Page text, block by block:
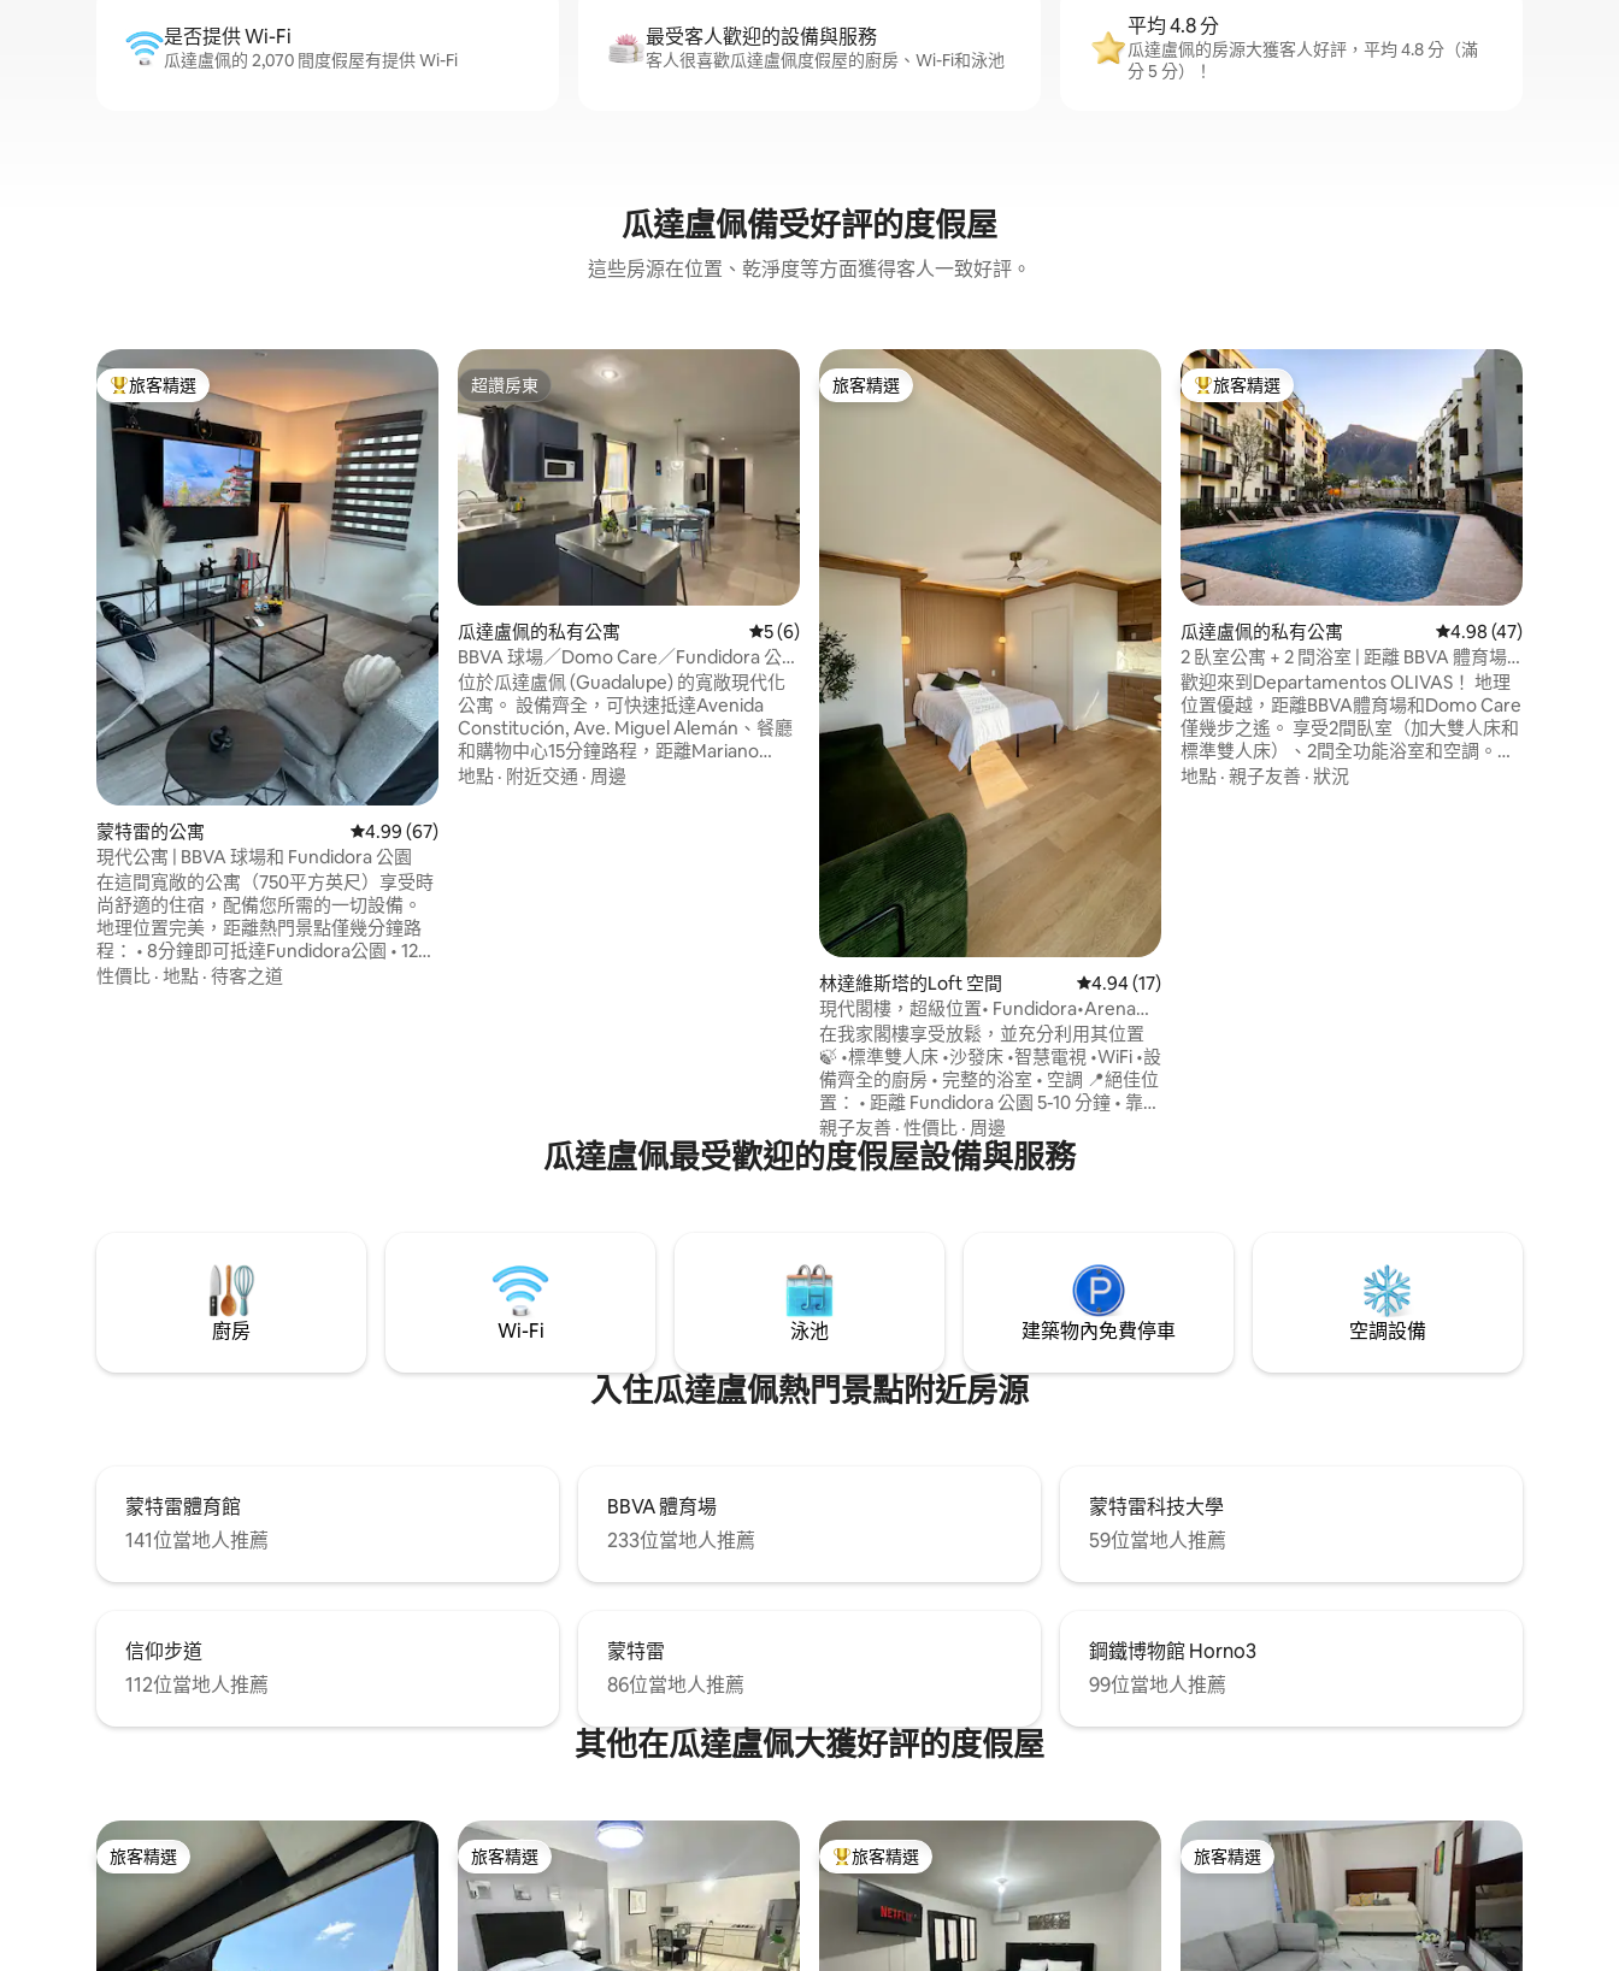
是否提供 Wi-Fi
瓜達盧佩的 2,070 間度假屋有提供 Wi-Fi
最受客人歡迎的設備與服務
客人很喜歡瓜達盧佩度假屋的廚房、Wi-Fi和泳池
平均 4.8 分
瓜達盧佩的房源大獲客人好評，平均 4.8 分（滿
分 5 分）！
瓜達盧佩備受好評的度假屋
這些房源在位置、乾淨度等方面獲得客人一致好評。
旅客精選榜首
旅客精選
蒙特雷的公寓 從 67 則評價中獲得 4.99 的平均評分（滿分 5 分）
4.99 (67)
現代公寓 | BBVA 球場和 Fundidora 公園
在這間寬敞的公寓（750平方英尺）享受時
尚舒適的住宿，配備您所需的一切設備。
地理位置完美，距離熱門景點僅幾分鐘路
程： • 8分鐘即可抵達Fundidora公園 • 12
分鐘即可抵達 BBVA 體育場 • 8 分鐘即可抵
性價比 · 地點 · 待客之道
超讚房東
超讚房東
瓜達盧佩的私有公寓 從 6 則評價中獲得 5 的平均評分（滿分 5 分）
5 (6)
BBVA 球場／Domo Care／Fundidora 公園
附近的公寓
位於瓜達盧佩 (Guadalupe) 的寬敞現代化
公寓。 設備齊全，可快速抵達Avenida
Constitución, Ave. Miguel Alemán、餐廳
和購物中心15分鐘路程，距離Mariano
Escobedo機場30分鐘路程 - BBVA 體育場
地點 · 附近交通 · 周邊
旅客精選
旅客精選
林達維斯塔的Loft 空間 從 17 則評價中獲得 4.94 的平均評分（滿分 5 分）
4.94 (17)
現代閣樓，超級位置• Fundidora•Arena
MTY
在我家閣樓享受放鬆，並充分利用其位置
🍃 •標準雙人床 •沙發床 •智慧電視 •WiFi •設
備齊全的廚房 • 完整的浴室 • 空調 📍絕佳位
置： • 距離 Fundidora 公園 5-10 分鐘 • 靠
近Arena Monterrey • 靠近 Cintermex • 方
便前往 BBVA 球場 • 快速前往蒙特雷市中心
• 附近有餐廳、超市和商店 非常適合： ✅
親子友善 · 性價比 · 周邊
旅客精選榜首
旅客精選
瓜達盧佩的私有公寓 從 47 則評價中獲得
4.98 (47)
2 臥室公寓 + 2 間浴室 | 距離 BBVA 體育場 3
分鐘
歡迎來到Departamentos OLIVAS！ 地理
位置優越，距離BBVA體育場和Domo Care
僅幾步之遙。 享受2間臥室（加大雙人床和
標準雙人床）、2間全功能浴室和空調。我
們距離Parque Fundidora僅15-20分鐘，非
地點 · 親子友善 · 狀況
瓜達盧佩最受歡迎的度假屋設備與服務
廚房 Wi-Fi 泳池 建築物內免費停車 空調設備
入住瓜達盧佩熱門景點附近房源
蒙特雷體育館
141位當地人推薦
BBVA 體育場
233位當地人推薦
蒙特雷科技大學
59位當地人推薦
信仰步道
112位當地人推薦
蒙特雷
86位當地人推薦
鋼鐵博物館 Horno3
99位當地人推薦
其他在瓜達盧佩大獲好評的度假屋
旅客精選
旅客精選 旅客精選
旅客精選 旅客精選榜首
旅客精選 旅客精選
旅客精選